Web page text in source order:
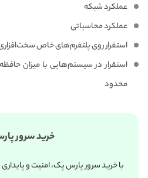
عملکرد شبکه
عملکرد محاسباتی
استقرار روی پلتفرم‌های خاص
استقرار در سیستم‌هایی با میزان
محدود
خرید سرور
با خرید سرور پارس پک، امنیت و